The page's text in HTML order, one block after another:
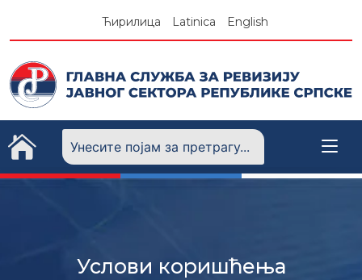
Ћирилица Latinica English
Услови коришћења